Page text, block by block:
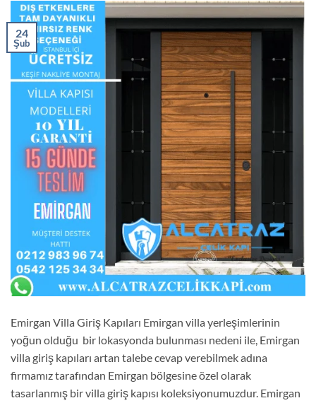
24
Şub
Emirgan Villa Giriş Kapıları Emirgan villa yerleşimlerinin
yoğun olduğu bir lokasyonda bulunması nedeni ile, Emirgan
villa giriş kapıları artan talebe cevap verebilmek adına
firmamız tarafından Emirgan bölgesine özel olarak
tasarlanmış bir villa giriş kapısı koleksiyonumuzdur. Emirgan